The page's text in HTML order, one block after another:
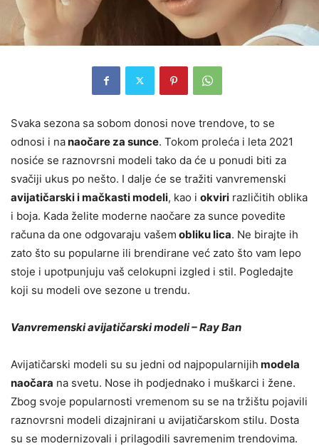
Svaka sezona sa sobom donosi nove trendove, to se
odnosi i nanaočare za sunce. Tokom proleća i leta 2021
nosiće se raznovrsni modeli tako da će u ponudi biti za
svačiji ukus po nešto. I dalje će se tražiti vanvremenski
avijatičarski i mačkasti modeli, kao i okviri različitih oblika
i boja. Kada želite moderne naočare za sunce povedite
računa da one odgovaraju vašem obliku lica. Ne birajte ih
zato što su popularne ili brendirane već zato što vam lepo
stoje i upotpunjuju vaš celokupni izgled i stil. Pogledajte
koji su modeli ove sezone u trendu.
Vanvremenski avijatičarski modeli – Ray Ban
Avijatičarski modeli su su jedni od najpopularnijih modela
naočara na svetu. Nose ih podjednako i muškarci i žene.
Zbog svoje popularnosti vremenom su se na tržištu pojavili
raznovrsni modeli dizajnirani u avijatičarskom stilu. Dosta
su se modernizovali i prilagodili savremenim trendovima.